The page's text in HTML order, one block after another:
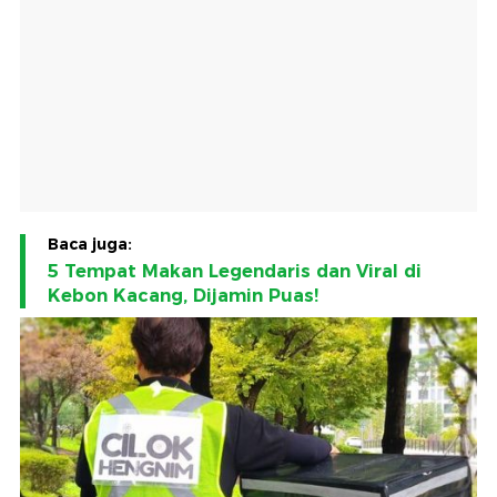
Baca juga:
5 Tempat Makan Legendaris dan Viral di
Kebon Kacang, Dijamin Puas!